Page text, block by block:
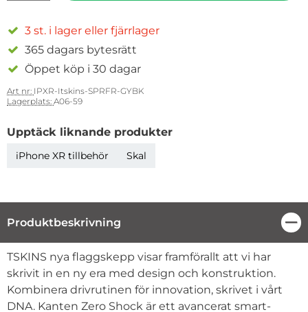
3 st. i lager eller fjärrlager
365 dagars bytesrätt
Öppet köp i 30 dagar
Art nr: IPXR-Itskins-SPRFR-GYBK
Lagerplats: A06-59
Upptäck liknande produkter
iPhone XR tillbehör Skal
Produktbeskrivning
Produktbeskrivning
TSKINS nya flaggskepp visar framförallt att vi har
skrivit in en ny era med design och konstruktion.
Kombinera drivrutinen för innovation, skrivet i vårt
DNA. Kanten Zero Shock är ett avancerat smart-